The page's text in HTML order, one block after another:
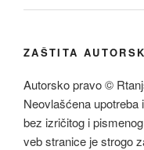
ZAŠTITA
Autorsko pravo ©
Neovlašćena upotreba
bez izričitog i
veb stranice je strogo